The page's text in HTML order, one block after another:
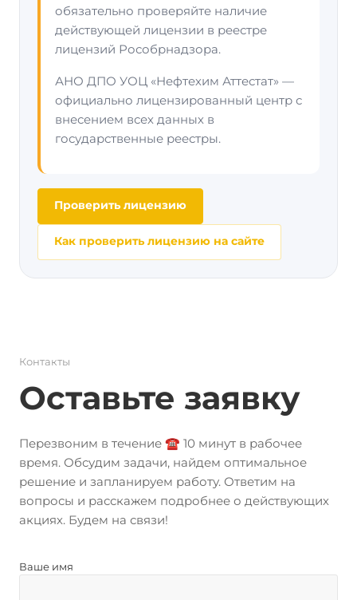
обязательно проверяйте наличие
действующей лицензии в реестре
лицензий Рособрнадзора.
АНО ДПО УОЦ «Нефтехим Аттестат» —
официально лицензированный центр с
внесением всех данных в
государственные реестры.
Проверить лицензию
Как проверить лицензию на сайте
Контакты
Оставьте заявку
Перезвоним в течение ☎️ 10 минут в рабочее
время. Обсудим задачи, найдем оптимальное
решение и запланируем работу. Ответим на
вопросы и расскажем подробнее о действующих
акциях. Будем на связи!
Ваше имя